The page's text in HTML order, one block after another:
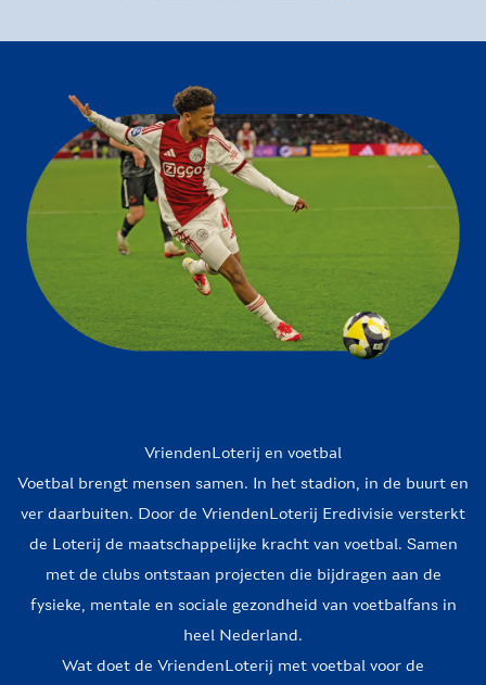
VriendenLoterij en voetbal
Voetbal brengt mensen samen. In het stadion, in de buurt en
ver daarbuiten. Door de VriendenLoterij Eredivisie versterkt
de Loterij de maatschappelijke kracht van voetbal. Samen
met de clubs ontstaan projecten die bijdragen aan de
fysieke, mentale en sociale gezondheid van voetbalfans in
heel Nederland.
Wat doet de VriendenLoterij met voetbal voor de